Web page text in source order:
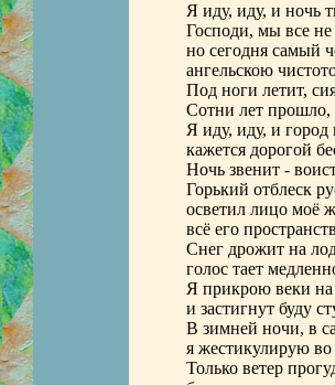
Я иду, иду, и ночь
Господи, мы все не
но сегодня самый
ангельскою
Под ноги летит,
Сотни лет прошло,
Я иду, иду, и
кажется дорогой
Ночь звенит -
Горький отблеск
осветил лицо моё
всё его
Снег дрожит на
голос тает
Я прикрою веки
и застигнут буду
В зимней ночи, в
я жестикулирую во
Только ветер